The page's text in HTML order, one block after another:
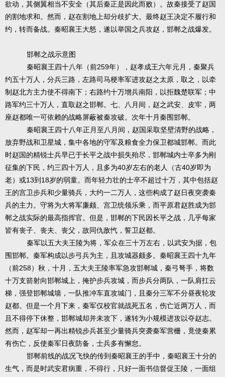
欲动，其侧翼相当不安全（其后秦正是因此而败）。故秦接受了赵国
的割地求和。然而，赵在割地上却分歧扩大。最终赵王决定不履行和
约，转而备战。秦昭襄王大怒，遂以举国之兵攻赵，邯郸之战爆发。
邯郸之战示意图
秦昭襄王四十八年（前259年），赵孝成王六年元月，秦聚兵
约五十万人，分兵三路，左路司马梗率军进攻赵之太原，取之，以牵
制赵北方主力使不得南下；右路约十万增兵南阳，以拒魏楚联军；中
路军约三十万人，直取赵之邯郸。七、八月间，赵之武安、皮牢，两
座赵都唯一可依赖的战略屏蔽被秦攻破。次年十月秦围邯郸。
秦昭襄王四十八年正月至八月间，赵国采取坚壁清野的战略，
放弃野战和卫星城，集中各地的守军及粮食全力保卫都城邯郸。而此
时赵国的精锐士兵早已于长平之战中损失殆尽，邯郸城内士卒多为刚
征集的下民，约三四十万人，且多为40岁左右的老人（古40岁即为
老）或13到 18岁的弱童。而年轻力壮的士卒不超过十万，其中包括赵
王的宫卫步兵和少量骑兵，大约一二万人，这些构成了赵日夜突袭秦
兵的主力。守将为大将军廉颇、宫卫统领乐乘，而平原君赵胜成为邯
郸之战实际的最高指挥官。但是，邯郸的下民因长平之战，几乎每家
皆有丧子、丧夫、丧父，故同仇敌忾，誓卫赵都。
秦军以五大夫王陵为将，军众在三十万左右，以武安为据，包
围邯郸。秦军构成以步弓兵为主，且攻城器颇多。秦昭襄王四十九年
（前258）秋，十月，五大夫王陵率军急攻邯郸城，秦弓弩手，将数
十万支箭射向邯郸城上，掩护步兵攻城，而步兵分两队，一队肩扛云
梯，强登邯郸城墙，一队推冲车直攻城门，且秦分三军不分昼夜轮攻
赵都。但是一个月下来，秦军仅校官就战死五名，伤亡近两万人，而
且不得停下休整，邯郸城却并未攻下，遂转为小规模进攻以夺赵志。
然而，赵军却一再出精锐步兵甚至少量骑兵突袭秦军营栅，竟使秦累
有伤亡，反使秦军日夜防备，士兵多有懈怠。
邯郸前线的战况飞快的传到秦昭襄王的手中，秦昭襄王十分的
生气，而是时武安君病重，不得行，只好一面书信督促王陵，一面组